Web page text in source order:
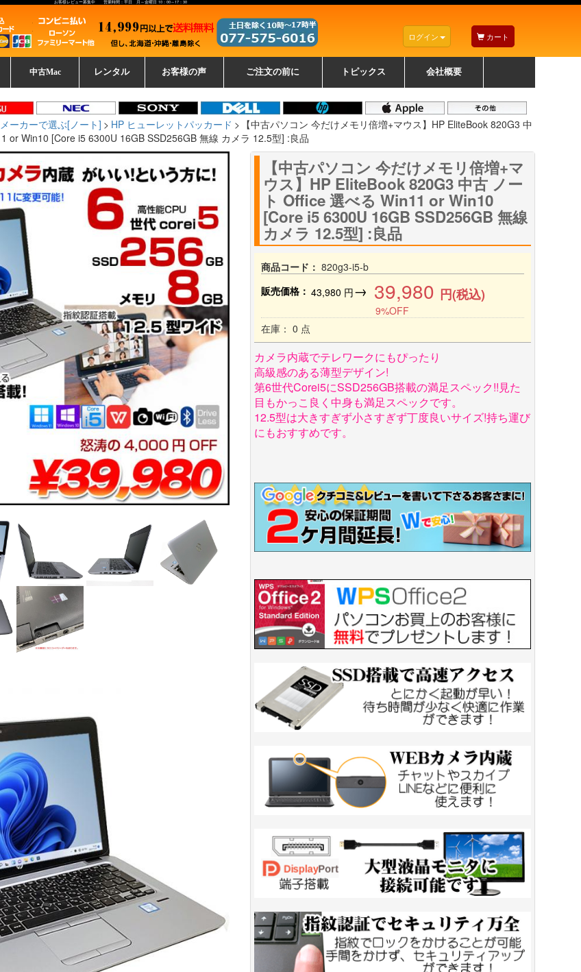
お客様レビュー募集中 営業時間：平日 月～金曜日 10：00～17：30
ログイン カート
中古Mac レンタル お客様の声 ご注文の前に トピックス 会社概要
メーカーで選ぶ[ノート] HP ヒューレットパッカード
【中古パソコン 今だけメモリ倍増+マウス】HP EliteBook 820G3 中
or Win10 [Core i5 6300U 16GB SSD256GB 無線 カメラ 12.5型] :良品
【中古パソコン 今だけメモリ倍増+マ
ウス】HP EliteBook 820G3 中古 ノー
ト Office 選べる Win11 or Win10
[Core i5 6300U 16GB SSD256GB 無線
カメラ 12.5型] :良品
商品コード： 820g3-i5-b
販売価格： 43,980 円→ 39,980 円(税込)
9%OFF
在庫： 0 点
カメラ内蔵でテレワークにもぴったり
高級感のある薄型デザイン!
第6世代Corei5にSSD256GB搭載の満足スペック!!見た
目もかっこ良く中身も満足スペックです。
12.5型は大きすぎず小さすぎず丁度良いサイズ!持ち運び
にもおすすめです。